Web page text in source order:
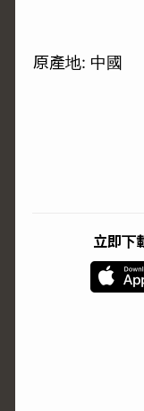
原產地: 中國
立即下